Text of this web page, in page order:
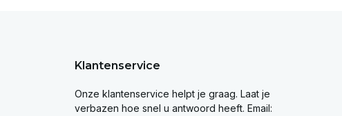
Klantenservice
Onze klantenservice helpt je graag. Laat je
verbazen hoe snel u antwoord heeft. Email: